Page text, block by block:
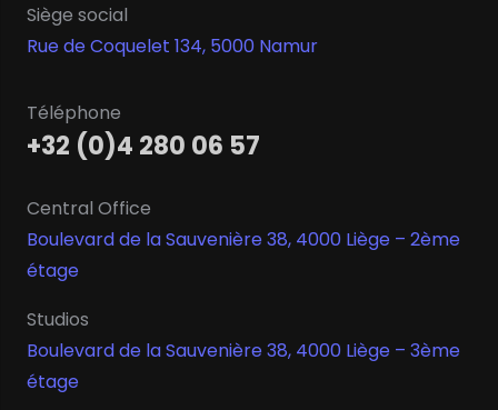
Siège social
Rue de Coquelet 134, 5000 Namur
Téléphone
+32 (0)4 280 06 57
Central Office
Boulevard de la Sauvenière 38, 4000 Liège – 2ème
étage
Studios
Boulevard de la Sauvenière 38, 4000 Liège – 3ème
étage